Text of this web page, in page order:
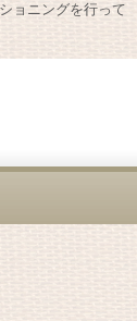
ョニングを行って